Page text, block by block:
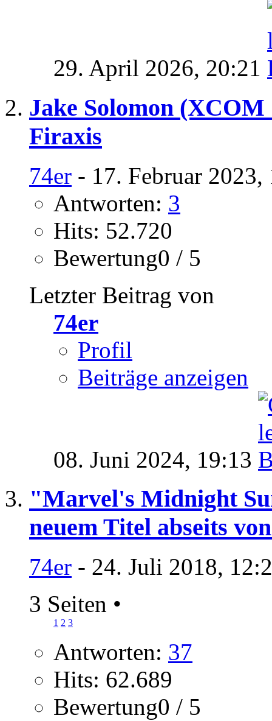
29. April 2026, 20:21
Jake Solomon
Firaxis
74er - 17. Februar
Antworten: 3
Hits: 52.720
Bewertung0 / 5
Letzter Beitrag von
74er
Profil
Beiträge anzeigen
08. Juni 2024, 19:13
"Marvel's Midnight
neuem Titel abseits
74er - 24. Juli 2018,
3 Seiten •
1 2 3
Antworten: 37
Hits: 62.689
Bewertung0 / 5